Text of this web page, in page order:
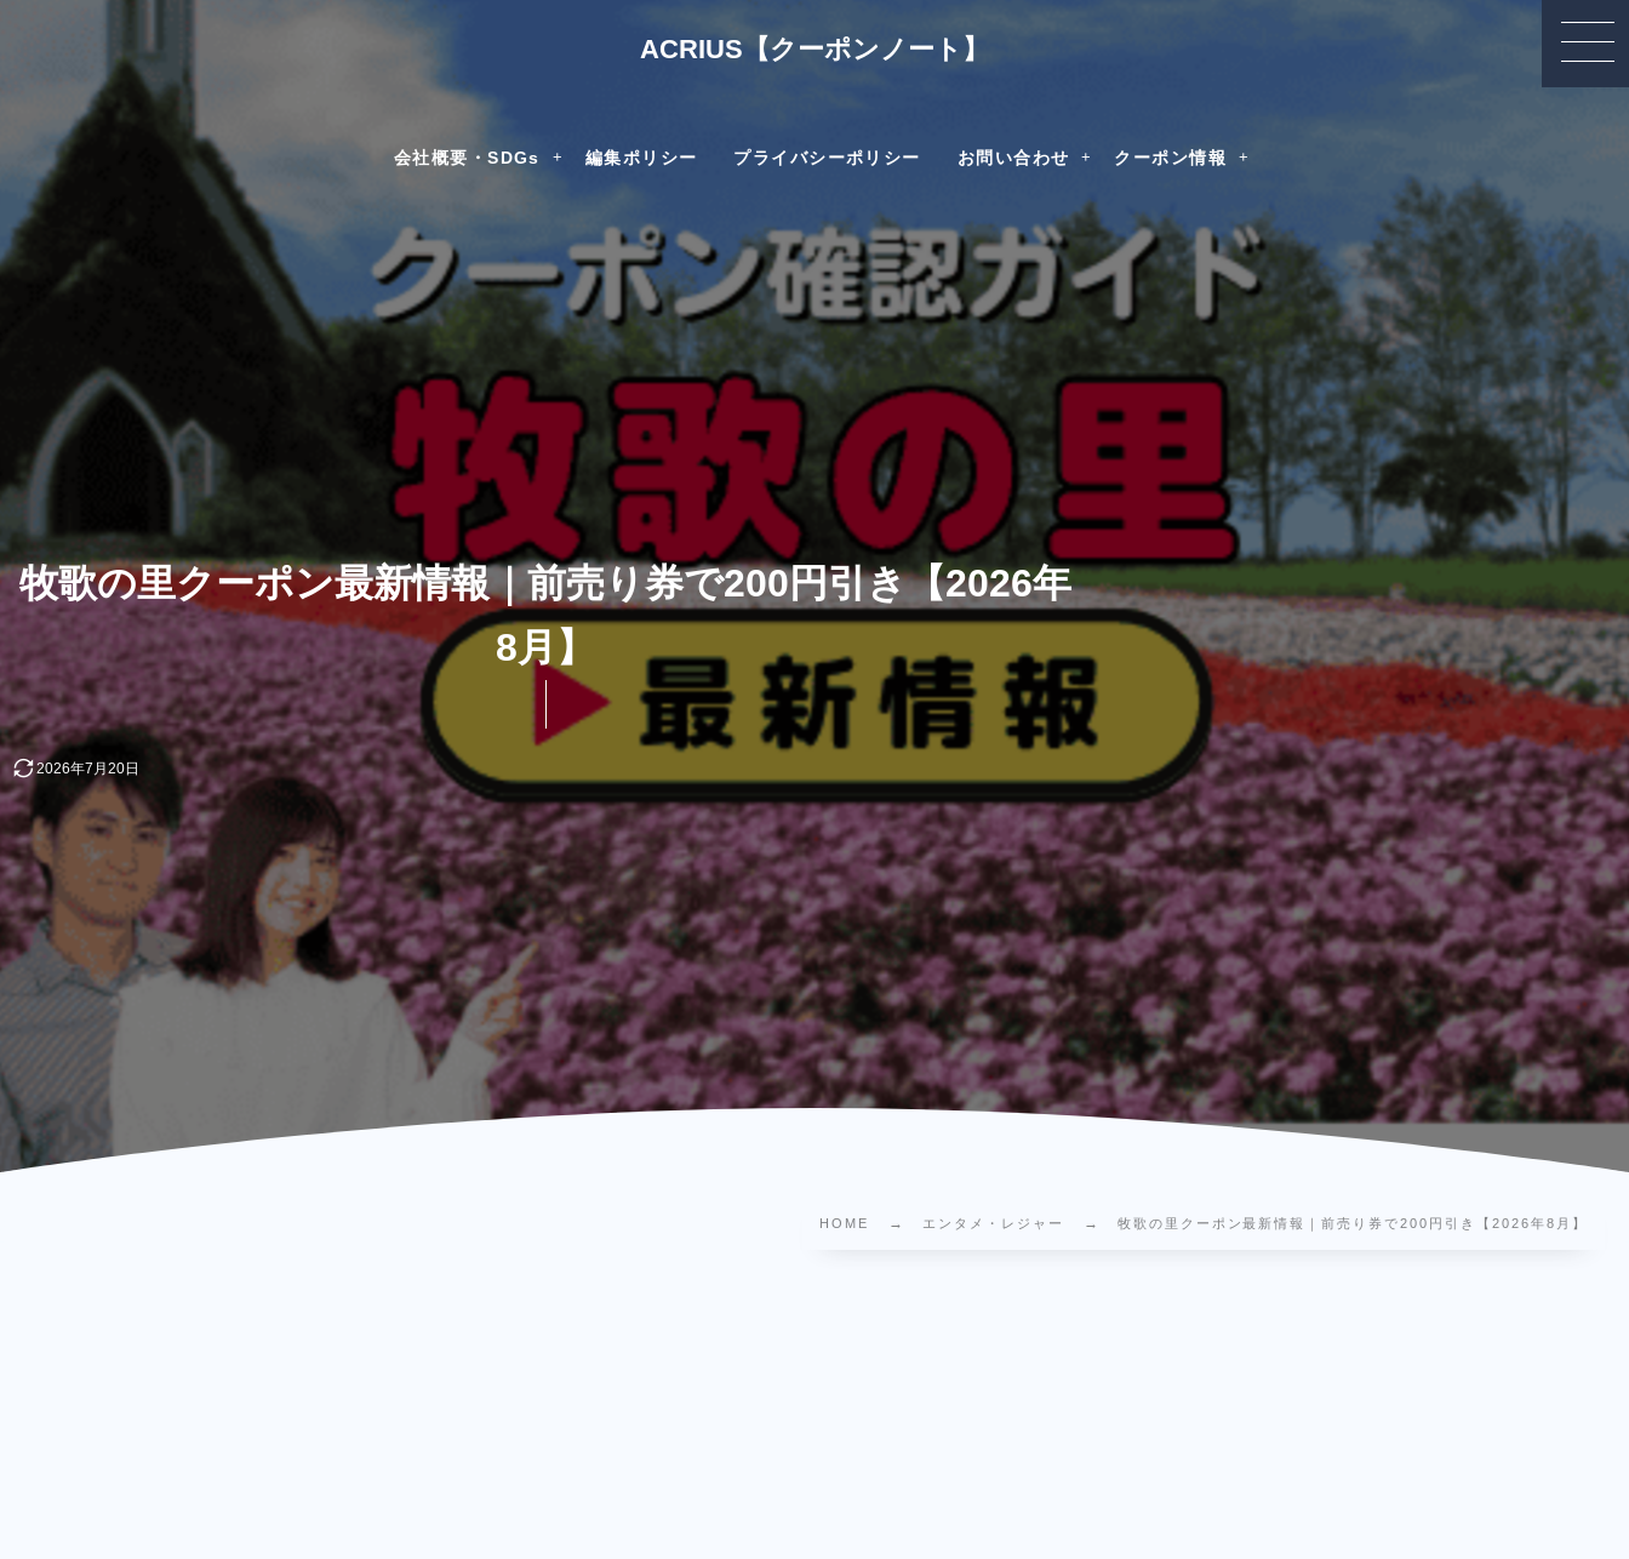
ACRIUS【クーポンノート】
会社概要・SDGs 編集ポリシー プライバシーポリシー お問い合わせ クーポン情報
牧歌の里クーポン最新情報｜前売り券で200円引き【2026年
8月】
2026年7月20日
HOME エンタメ・レジャー 牧歌の里クーポン最新情報｜前売り券で200円引き【2026年8月】